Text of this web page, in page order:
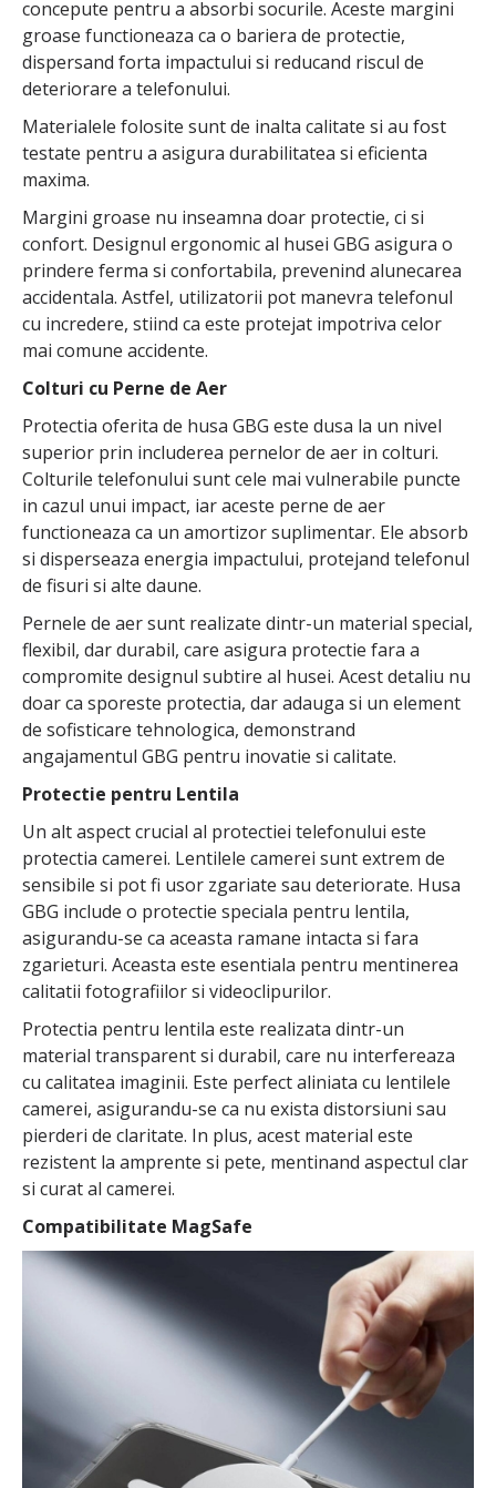
concepute pentru a absorbi socurile. Aceste margini
groase functioneaza ca o bariera de protectie,
dispersand forta impactului si reducand riscul de
deteriorare a telefonului.
Materialele folosite sunt de inalta calitate si au fost
testate pentru a asigura durabilitatea si eficienta
maxima.
Margini groase nu inseamna doar protectie, ci si
confort. Designul ergonomic al husei GBG asigura o
prindere ferma si confortabila, prevenind alunecarea
accidentala. Astfel, utilizatorii pot manevra telefonul
cu incredere, stiind ca este protejat impotriva celor
mai comune accidente.
Colturi cu Perne de Aer
Protectia oferita de husa GBG este dusa la un nivel
superior prin includerea pernelor de aer in colturi.
Colturile telefonului sunt cele mai vulnerabile puncte
in cazul unui impact, iar aceste perne de aer
functioneaza ca un amortizor suplimentar. Ele absorb
si disperseaza energia impactului, protejand telefonul
de fisuri si alte daune.
Pernele de aer sunt realizate dintr-un material special,
flexibil, dar durabil, care asigura protectie fara a
compromite designul subtire al husei. Acest detaliu nu
doar ca sporeste protectia, dar adauga si un element
de sofisticare tehnologica, demonstrand
angajamentul GBG pentru inovatie si calitate.
Protectie pentru Lentila
Un alt aspect crucial al protectiei telefonului este
protectia camerei. Lentilele camerei sunt extrem de
sensibile si pot fi usor zgariate sau deteriorate. Husa
GBG include o protectie speciala pentru lentila,
asigurandu-se ca aceasta ramane intacta si fara
zgarieturi. Aceasta este esentiala pentru mentinerea
calitatii fotografiilor si videoclipurilor.
Protectia pentru lentila este realizata dintr-un
material transparent si durabil, care nu interfereaza
cu calitatea imaginii. Este perfect aliniata cu lentilele
camerei, asigurandu-se ca nu exista distorsiuni sau
pierderi de claritate. In plus, acest material este
rezistent la amprente si pete, mentinand aspectul clar
si curat al camerei.
Compatibilitate MagSafe